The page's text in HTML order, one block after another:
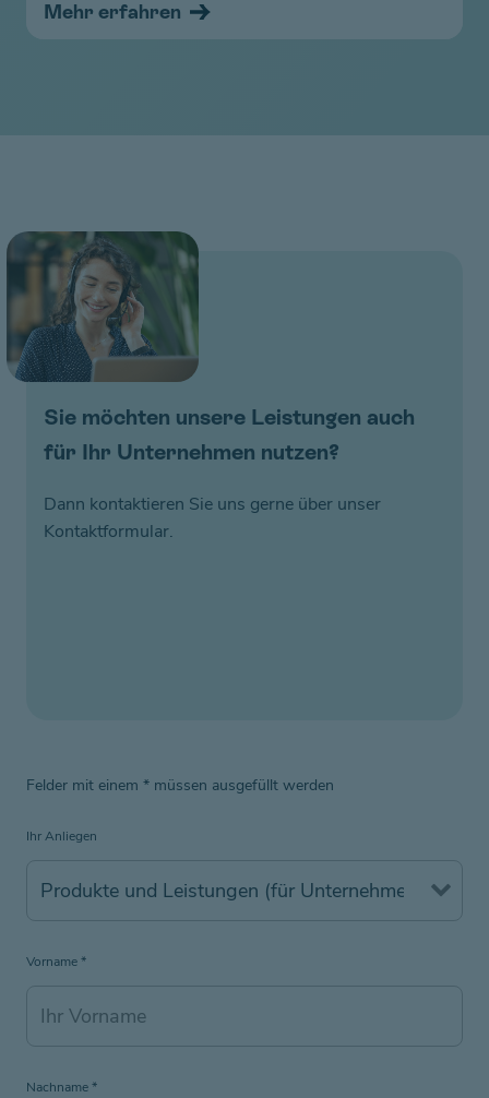
Mehr erfahren
Sie möchten unsere Leistungen auch
für Ihr Unternehmen nutzen?
Dann kontaktieren Sie uns gerne über unser
Kontaktformular.
Felder mit einem * müssen ausgefüllt werden
Ihr Anliegen
Vorname*
Nachname*